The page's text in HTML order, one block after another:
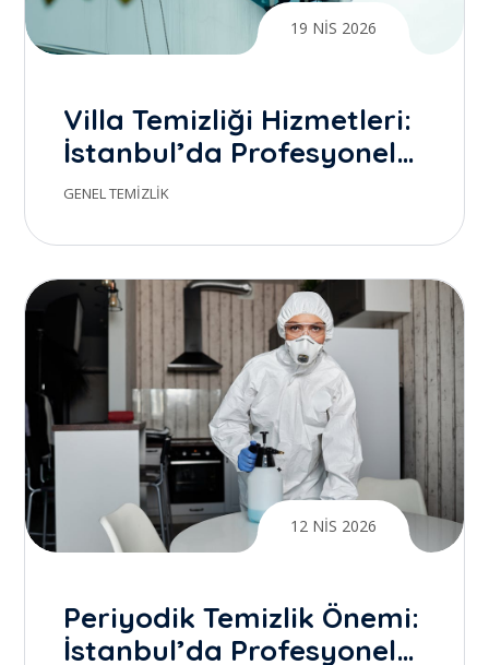
19 NIS 2026
Villa Temizliği Hizmetleri:
İstanbul’da Profesyonel
Temizlik ile Gerçek Farkı
GENEL TEMIZLIK
12 NIS 2026
Periyodik Temizlik Önemi:
İstanbul’da Profesyonel